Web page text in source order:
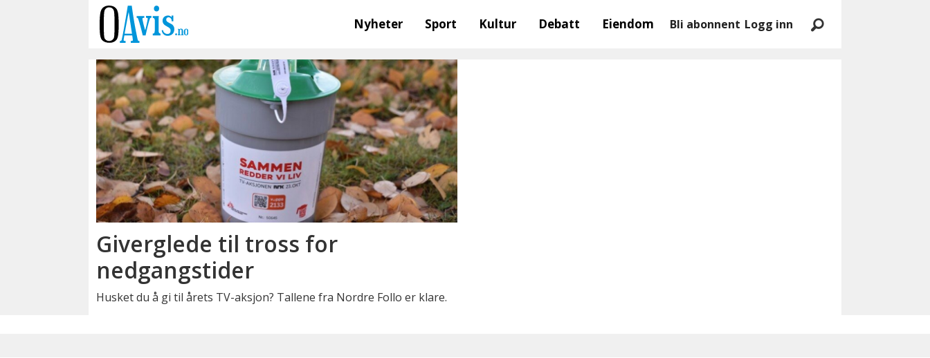
Nyheter Sport Kultur Debatt Eiendom Bli abonnent Logg inn
grenser
Giverglede til tross for
nedgangstider
Husket du å gi til årets TV-aksjon? Tallene fra Nordre Follo er klare.